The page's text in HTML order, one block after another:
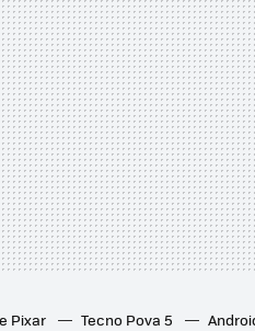
Pixar Tecno Pova 5